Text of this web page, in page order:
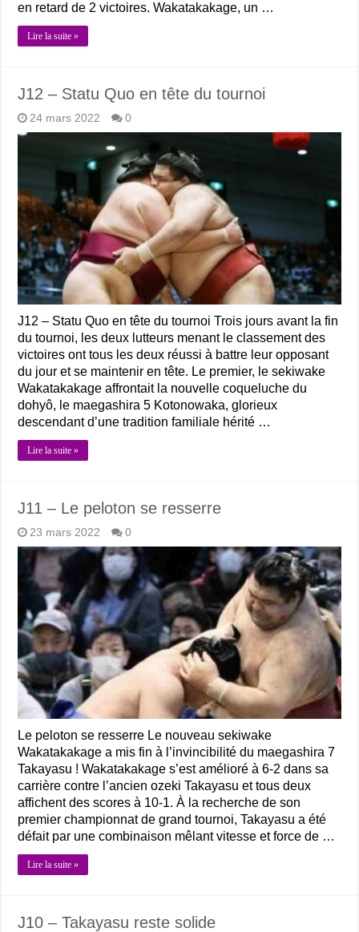
en retard de 2 victoires. Wakatakakage, un …
Lire la suite »
J12 – Statu Quo en tête du tournoi
24 mars 2022 0
J12 – Statu Quo en tête du tournoi Trois jours avant la fin
du tournoi, les deux lutteurs menant le classement des
victoires ont tous les deux réussi à battre leur opposant
du jour et se maintenir en tête. Le premier, le sekiwake
Wakatakakage affrontait la nouvelle coqueluche du
dohyô, le maegashira 5 Kotonowaka, glorieux
descendant d’une tradition familiale hérité …
Lire la suite »
J11 – Le peloton se resserre
23 mars 2022 0
Le peloton se resserre Le nouveau sekiwake
Wakatakakage a mis fin à l’invincibilité du maegashira 7
Takayasu ! Wakatakakage s’est amélioré à 6-2 dans sa
carrière contre l’ancien ozeki Takayasu et tous deux
affichent des scores à 10-1. À la recherche de son
premier championnat de grand tournoi, Takayasu a été
défait par une combinaison mêlant vitesse et force de …
Lire la suite »
J10 – Takayasu reste solide